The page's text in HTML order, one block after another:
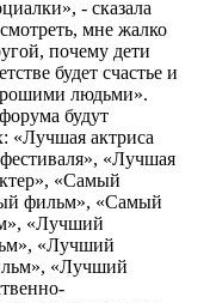
- сказала
мне жалко
почему дети
будет счастье и
людьми».
будут
«Лучшая актриса
«Лучшая
«Самый
фильм», «Самый
«Лучший
«Лучший
«Лучший